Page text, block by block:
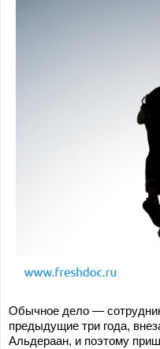
Обычное дело —
предыдущие три года,
Альдераан, и поэтому